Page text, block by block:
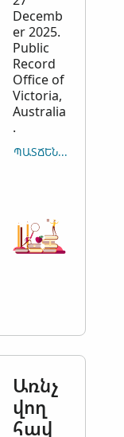
Decemb
er 2025.
Public
Record
Office of
Victoria,
Australia
.
ՊԱՏՃԵՆԵԼ
Առնչ
վող
հավ